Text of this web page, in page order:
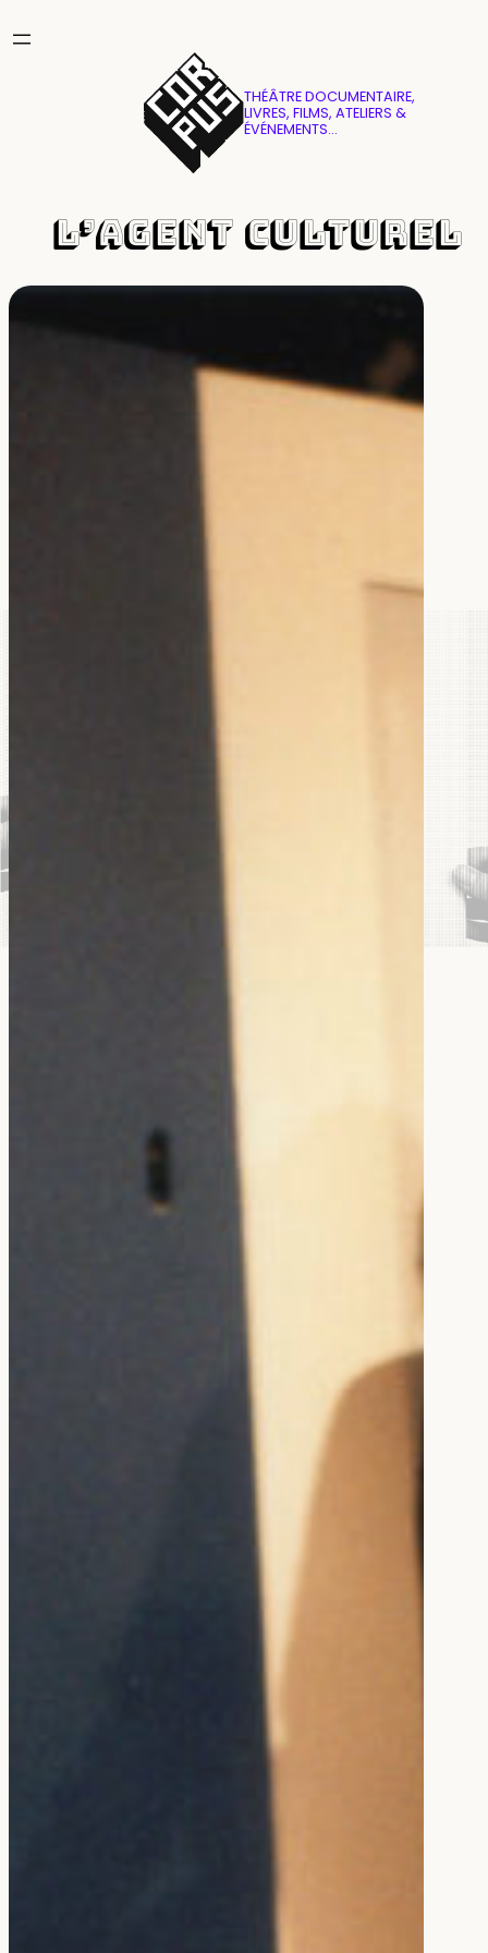
au
THÉÂTRE DOCUMENTAIRE,
LIVRES, FILMS, ATELIERS &
ÉVÉNEMENTS…
L’Agent culturel